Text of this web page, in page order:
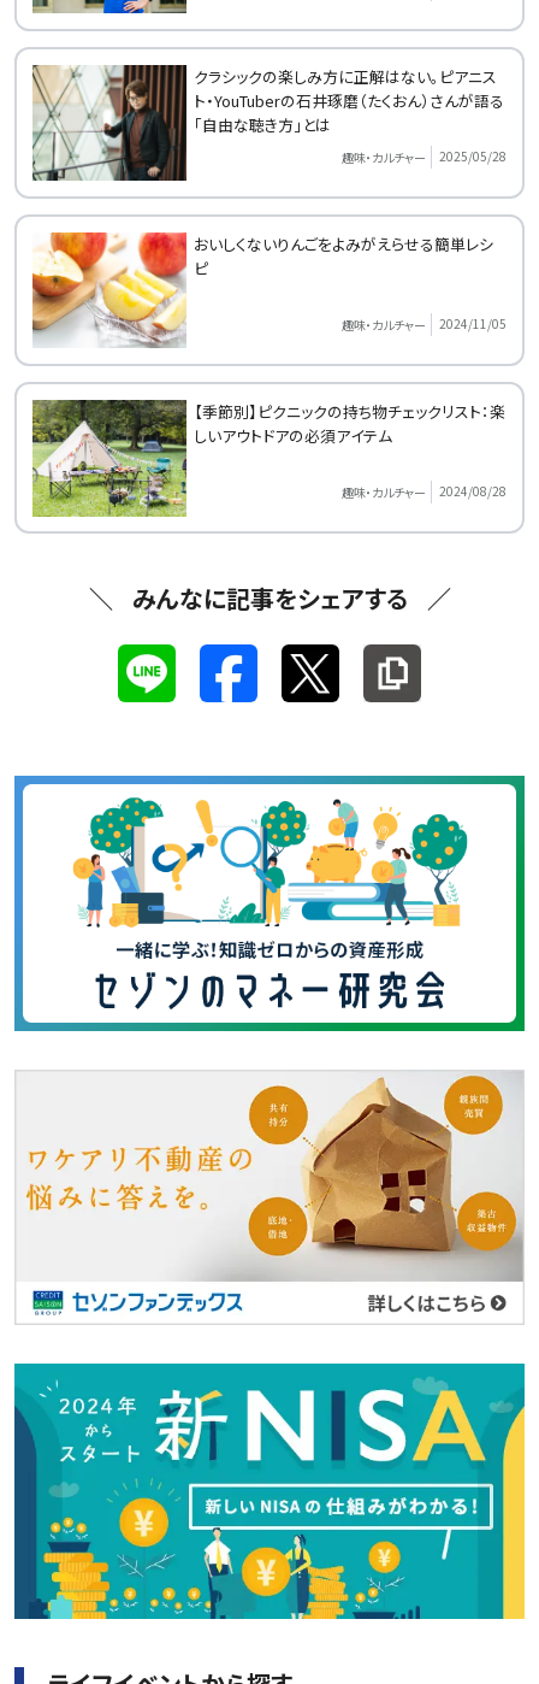
クラシックの楽しみ方に正解はない。ピアニス
ト・YouTuberの石井琢磨（たくおん）さんが語る
「自由な聴き方」とは
趣味・カルチャー 2025/05/28
おいしくないりんごをよみがえらせる簡単レシ
ピ
趣味・カルチャー 2024/11/05
【季節別】ピクニックの持ち物チェックリスト：楽
しいアウトドアの必須アイテム
趣味・カルチャー 2024/08/28
みんなに記事をシェアする